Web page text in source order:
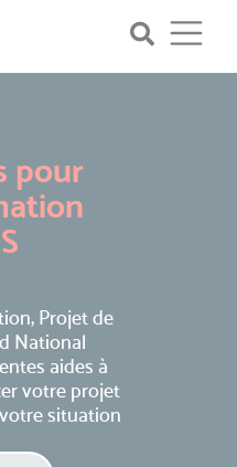
pour
Projet de
National
aides à
votre projet
situation